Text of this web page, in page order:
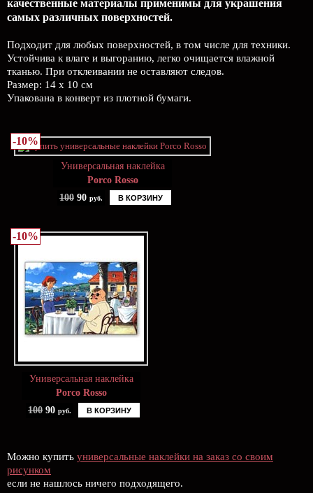
качественные материалы применимы для украшения
самых различных поверхностей.
Подходит для любых поверхностей, в том числе для техники.
Устойчива к влаге и выгоранию, легко очищается влажной
тканью. При отклеивании не оставляют следов.
Размер: 14 х 10 см
Упакована в конверт из плотной бумаги.
-10%
Универсальная наклейка
Porco Rosso
100 90 руб. В КОРЗИНУ
-10%
Универсальная наклейка
Porco Rosso
100 90 руб. В КОРЗИНУ
Можно купить универсальные наклейки на заказ со своим
рисунком
если не нашлось ничего подходящего.